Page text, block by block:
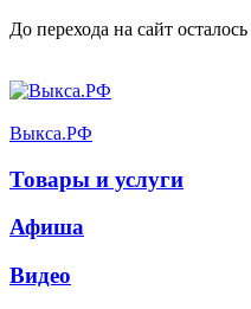
До перехода на сайт осталось
Выкса.РФ
Товары и услуги
Афиша
Видео